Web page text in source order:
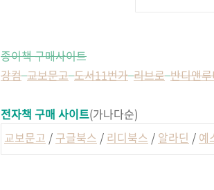
종이책 구매사이트
강컴 교보문고 도서11번가 리브로 반디앤
전자책 구매 사이트(가나다순)
교보문고 / 구글북스 / 리디북스 / 알라딘 / 예